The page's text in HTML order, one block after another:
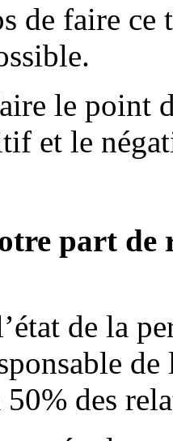
de faire
le point
et le
part de
de la
50% des